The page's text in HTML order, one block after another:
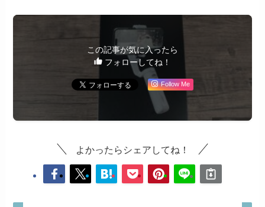
この記事が気に入ったら
フォローしてね！
Follow Me
よかったらシェアしてね！